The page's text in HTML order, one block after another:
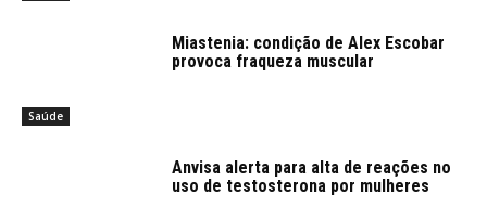
Saúde
Miastenia: condição de Alex Escobar
provoca fraqueza muscular
Anvisa alerta para alta de reações no
uso de testosterona por mulheres